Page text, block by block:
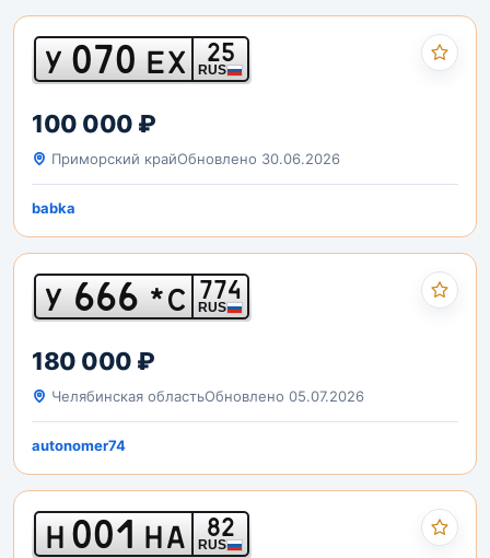
У 070 ЕХ 25
RUS
100 000 ₽
Приморский крайОбновлено 30.06.2026
babka
У 666 *С 774
RUS
180 000 ₽
Челябинская областьОбновлено 05.07.2026
autonomer74
Н 001 НА 82
RUS